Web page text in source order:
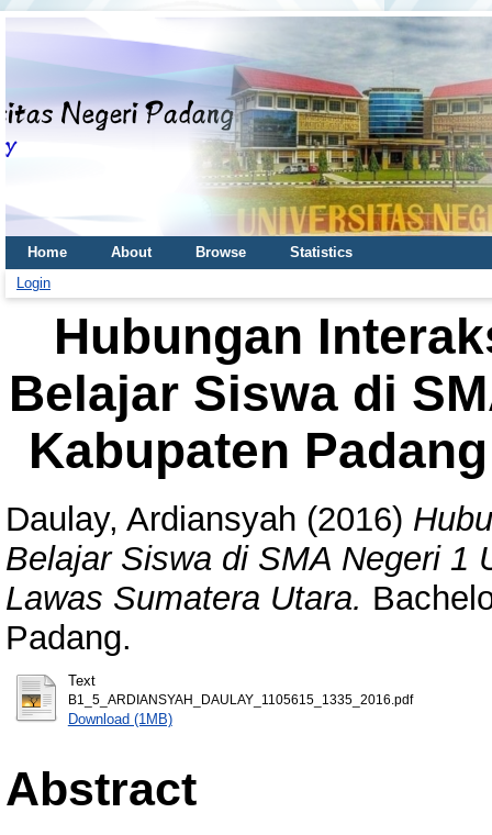
Home About Browse
Statistics
Login
Hubungan
Belajar Siswa di
Kabupaten
Daulay, Ardiansyah (2016)
Belajar Siswa di SMA Negeri 1
Lawas Sumatera Utara.
Padang.
Text
B1_5_ARDIANSYAH_DAULAY_1105615_1335_2016.pdf
Download (1MB)
Abstract